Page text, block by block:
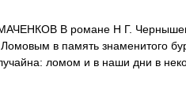
В романе Н Г.
в память знаменитого
ломом и в наши дни в